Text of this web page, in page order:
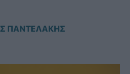
ΠΑΝΤΕΛΆΚΗΣ